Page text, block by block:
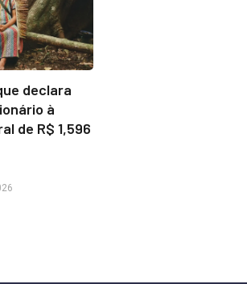
declara
à
de R$ 1,596